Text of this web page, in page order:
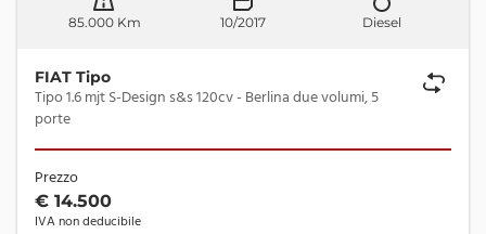
85.000 Km 10/2017 Diesel
FIAT Tipo
Tipo 1.6 mjt S-Design s&s 120cv - Berlina due volumi, 5
porte
Prezzo
€ 14.500
IVA non deducibile